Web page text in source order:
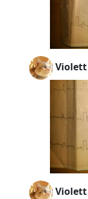
Violett
Violett